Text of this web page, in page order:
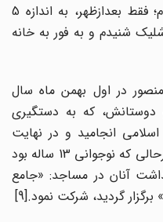
«من خودم در آن روز در خانه بودم؛ فقط بعدازظهر، به اندازه 5
شنیدم و به فور به خانه
در اول بهمن ماه سال
که به دستگیری
انجامید و در نهایت
منجر به اعدام 4 تن از آنان شد ـ درحالی که نوجوانی 13 ساله بود
آنان در مساجد: «جامع
گردید، شرکت نمود.[9]